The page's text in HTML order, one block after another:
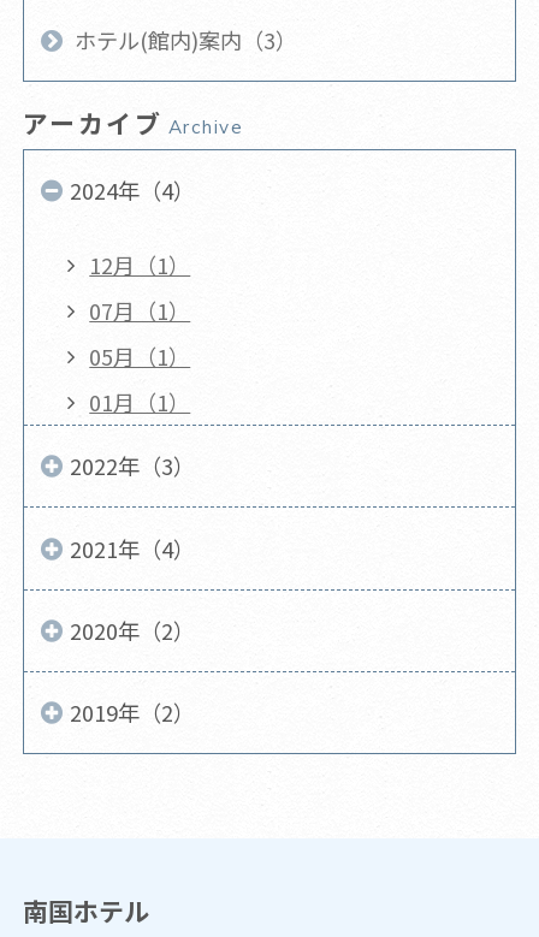
ホテル(館内)案内（3）
アーカイブ Archive
2024年（4）
12月（1）
07月（1）
05月（1）
01月（1）
2022年（3）
2021年（4）
2020年（2）
2019年（2）
南国ホテル